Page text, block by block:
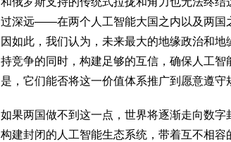
过深远——在两个人工智能大国之内以及两国
因如此，我们认为，未来最大的地缘政治和
持竞争的同时，构建足够的互信，确保人工
是，它们能否将这一价值体系推广到愿意遵
如果两国做不到这一点，世界将逐渐走向数
构建封闭的人工智能生态系统，带着互不相